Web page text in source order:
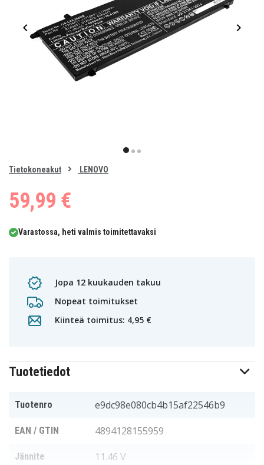
item
of
Tietokoneakut LENOVO
59,99 €
Varastossa, heti valmis toimitettavaksi
Jopa 12 kuukauden takuu
Nopeat toimitukset
Kiinteä toimitus: 4,95 €
Tuotetiedot
Tuotenro e9dc98e080cb4b15af22546b9
EAN / GTIN 4894128155959
Jännite 11.46 V